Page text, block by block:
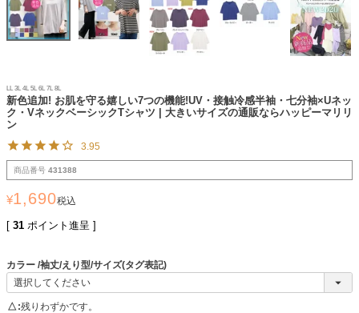
LL 3L 4L 5L 6L 7L 8L
新色追加! お肌を守る嬉しい7つの機能!UV・接触冷感半袖・七分袖×Uネッ
ク・VネックベーシックTシャツ | 大きいサイズの通販ならハッピーマリリ
ン
3.95
商品番号 431388
¥1,690税込
[ 31 ポイント進呈 ]
カラー 袖丈/えり型/サイズ(タグ表記)
△ 残りわずかです。